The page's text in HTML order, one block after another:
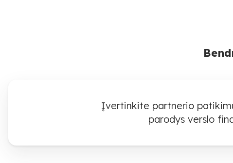
Įvertinkite partnerio
parodys verslo